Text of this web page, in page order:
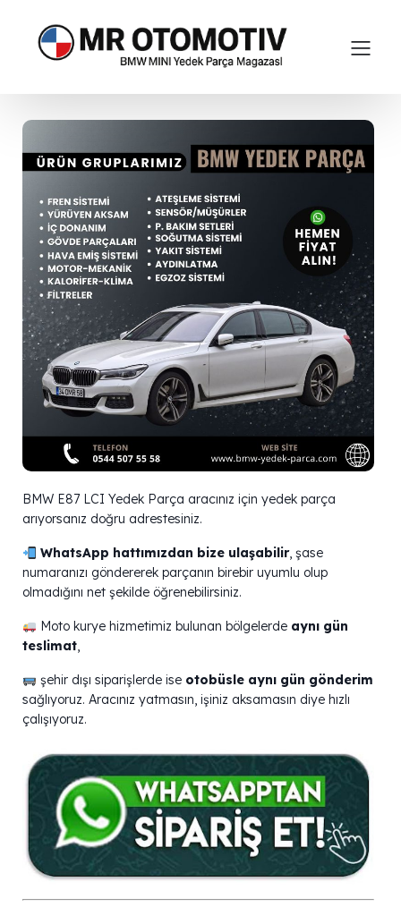
BMW E87 LCI Yedek Parça aracınız için yedek parça
arıyorsanız doğru adrestesiniz.
WhatsApp hattımızdan bize ulaşabilir, şase
numaranızı göndererek parçanın birebir uyumlu olup
olmadığını net şekilde öğrenebilirsiniz.
Moto kurye hizmetimiz bulunan bölgelerde aynı gün
teslimat,
şehir dışı siparişlerde ise otobüsle aynı gün gönderim
sağlıyoruz. Aracınız yatmasın, işiniz aksamasın diye hızlı
çalışıyoruz.